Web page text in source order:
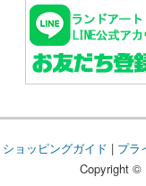
ショッピングガイド | プラ
Copyright ©